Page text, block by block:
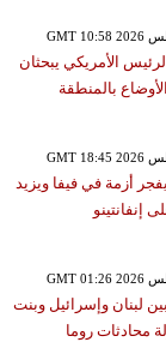
الأمريكي يبحثان
بالمنطقة
أزمة في فيفا ويزيد
إنفانتينو
لبنان وإسرائيل وبنت
محادثات روما